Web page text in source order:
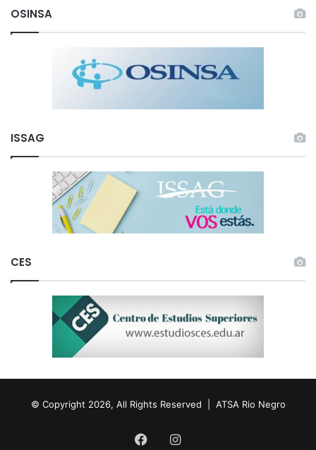
OSINSA
ISSAG
CES
© Copyright 2026, All Rights Reserved | ATSA Rio Negro
FacebookInstagram